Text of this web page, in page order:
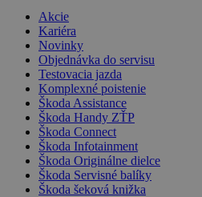
Akcie
Kariéra
Novinky
Objednávka do servisu
Testovacia jazda
Komplexné poistenie
Škoda Assistance
Škoda Handy ZŤP
Škoda Connect
Škoda Infotainment
Škoda Originálne dielce
Škoda Servisné balíky
Škoda šeková knižka